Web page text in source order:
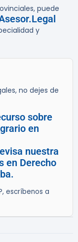
puede
y
no dejes de
sobre
en
nuestra
en Derecho
escríbenos a